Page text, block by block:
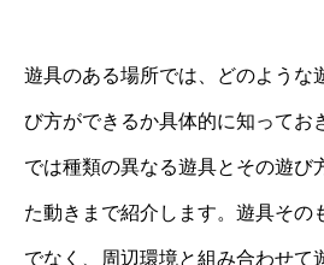
遊具のある場所では、どのような
び方ができるか具体的に知ってお
では種類の異なる遊具とその遊び
た動きまで紹介します。遊具その
でなく、周辺環境と組み合わせて